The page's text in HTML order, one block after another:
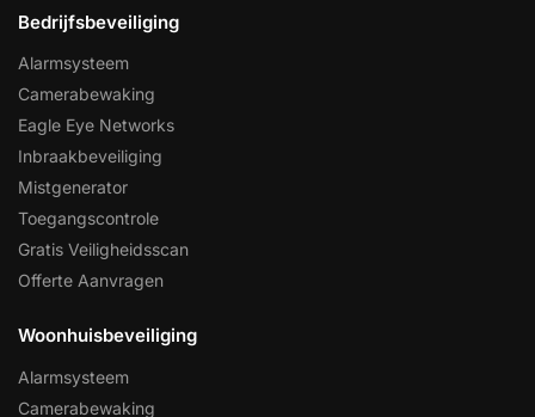
Bedrijfsbeveiliging
Alarmsysteem
Camerabewaking
Eagle Eye Networks
Inbraakbeveiliging
Mistgenerator
Toegangscontrole
Gratis Veiligheidsscan
Offerte Aanvragen
Woonhuisbeveiliging
Alarmsysteem
Camerabewaking